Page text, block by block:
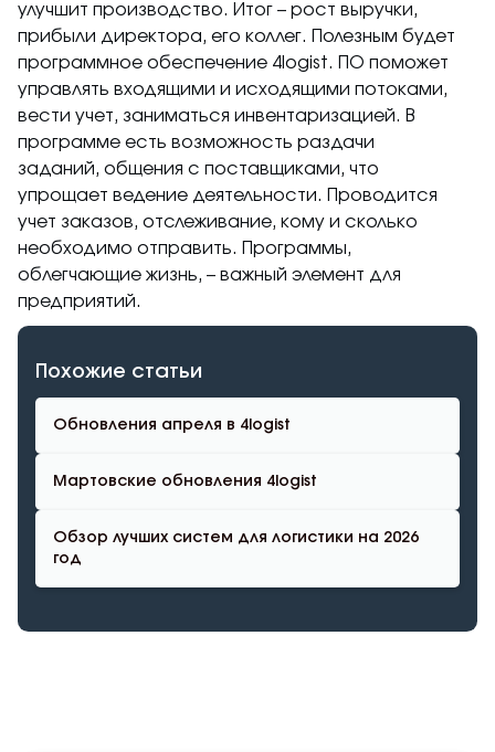
улучшит производство. Итог – рост выручки,
прибыли директора, его коллег. Полезным будет
программное обеспечение 4logist. ПО поможет
управлять входящими и исходящими потоками,
вести учет, заниматься инвентаризацией. В
программе есть возможность раздачи
заданий, общения с поставщиками, что
упрощает ведение деятельности. Проводится
учет заказов, отслеживание, кому и сколько
необходимо отправить. Программы,
облегчающие жизнь, – важный элемент для
предприятий.
Похожие статьи
Обновления апреля в 4logist
Мартовские обновления 4logist
Обзор лучших систем для логистики на 2026
год